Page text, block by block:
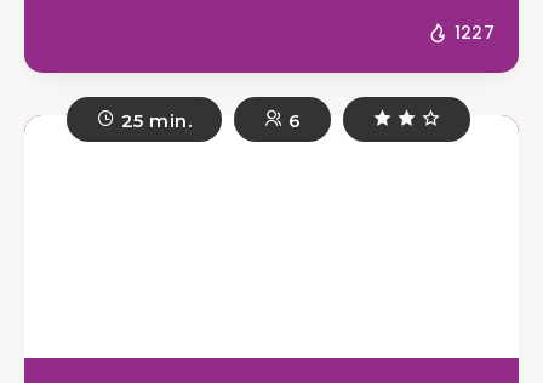
1227
25 min. 6